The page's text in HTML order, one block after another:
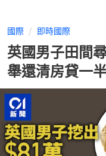
國際 即時國際
英國男子田間
舉還清房貸一